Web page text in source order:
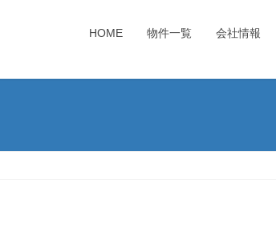
HOME 物件一覧 会社情報